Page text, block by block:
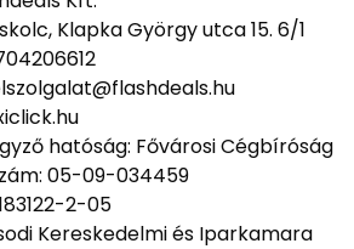
Klapka György utca 15. 6/1
hatóság: Fővárosi Cégbíróság
05-09-034459
2-05
Kereskedelmi és Iparkamara